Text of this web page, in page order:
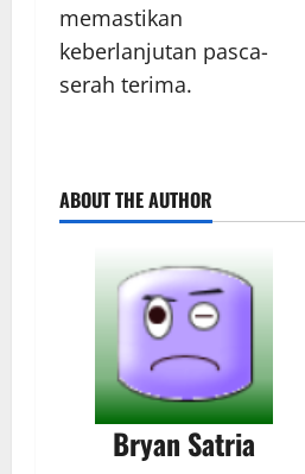
memastikan
keberlanjutan pasca-
serah terima.
ABOUT THE AUTHOR
Bryan Satria